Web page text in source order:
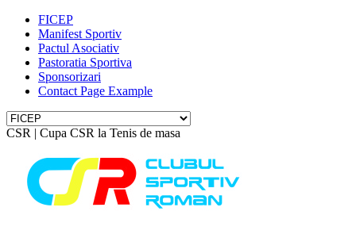
FICEP
Manifest Sportiv
Pactul Asociativ
Pastoratia Sportiva
Sponsorizari
Contact Page Example
CSR | Cupa CSR la Tenis de masa